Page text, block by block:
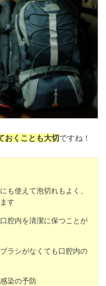
おくことも大切ですね！
も使えて泡切れもよく、
す
腔内を清潔に保つことが
ブラシがなくても口腔内の
染の予防